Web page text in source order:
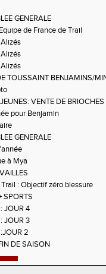
GENERALE
de France de Trail
TOUSSAINT BENJAMINS/
VENTE DE BRIOCHES
pour Benjamin
GENERALE
à Mya
: Objectif zéro blessure
SPORTS
JOUR 4
JOUR 3
2
DE SAISON